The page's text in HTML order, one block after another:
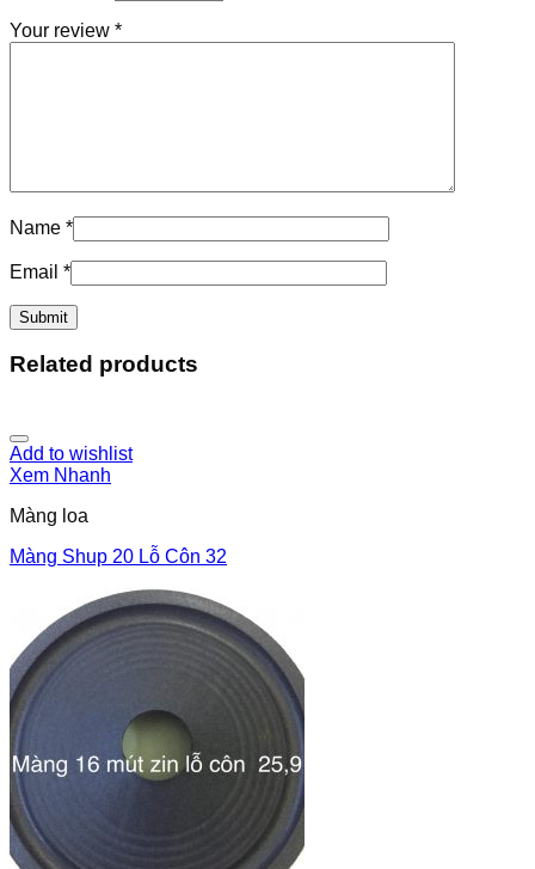
Your review *
Name *
Email *
Related products
Add to wishlist
Xem Nhanh
Màng loa
Màng Shup 20 Lỗ Côn 32